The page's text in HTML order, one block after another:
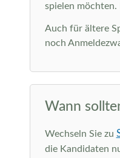
spielen möchten.
Auch für ältere
noch
Wann
Wechseln Sie zu
die Kandidaten